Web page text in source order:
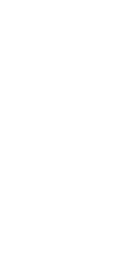
s posezením, výtah,
trezor, fén